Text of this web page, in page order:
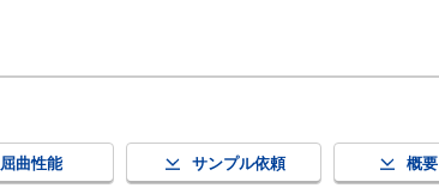
屈曲性能 サンプル依頼 概